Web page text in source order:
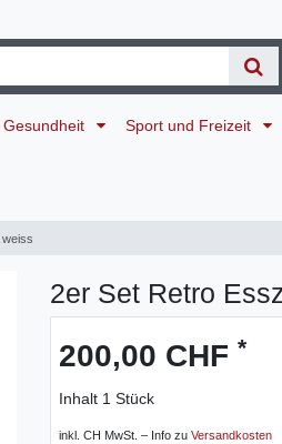
Sport und Freizeit
2er Set Retro
200,00 CHF *
Inhalt 1 Stück
inkl. CH MwSt. – Info zu Versandkosten